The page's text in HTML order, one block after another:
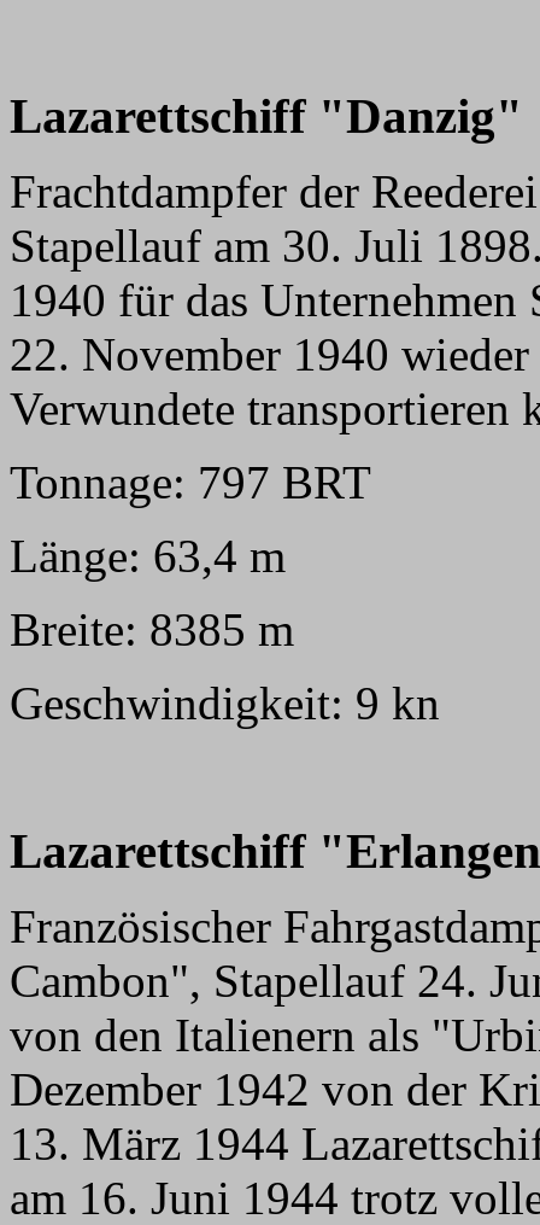
Lazarettschiff "Danzig"
Frachtdampfer der
Stapellauf am 30. Juli
1940 für das
22. November 1940
Verwundete transportieren
Tonnage: 797 BRT
Länge: 63,4 m
Breite: 8385 m
Geschwindigkeit: 9 kn
Lazarettschiff
Französischer
Cambon", Stapellauf 24.
von den Italienern als
Dezember 1942 von der
13. März 1944
am 16. Juni 1944 trotz